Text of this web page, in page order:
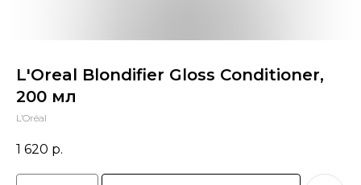
L'Oreal Blondifier Gloss Conditioner,
200 мл
L’Oréal
1 620 р.